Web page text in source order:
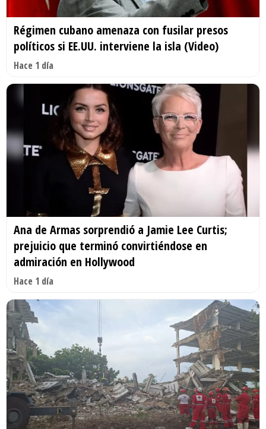
Régimen cubano amenaza con fusilar presos
políticos si EE.UU. interviene la isla (Video)
Hace 1 día
Ana de Armas sorprendió a Jamie Lee Curtis;
prejuicio que terminó convirtiéndose en
admiración en Hollywood
Hace 1 día